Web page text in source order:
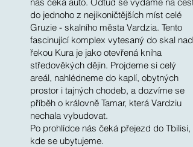
do jednoho z nejikoničtějších míst celé
Gruzie - skalního města Vardzia. Tento
fascinující komplex vytesaný do skal nad
řekou Kura je jako otevřená kniha
středověkých dějin. Projdeme si celý
areál, nahlédneme do kaplí, obytných
prostor i tajných chodeb, a dozvíme se
příběh o královně Tamar, která Vardziu
nechala vybudovat.
Po prohlídce nás čeká přejezd do Tbilisi,
kde se ubytujeme.